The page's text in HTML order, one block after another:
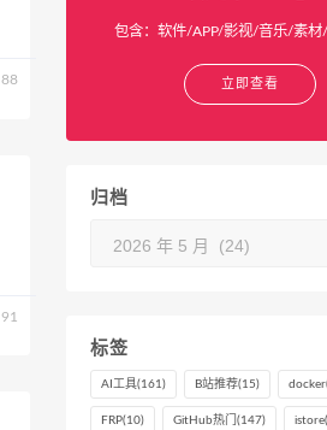
88
91
包含：软件/APP/影视/音乐/素材
立即查看
归档
标签
AI工具(161) B站推荐(15) docker
FRP(10) GitHub热门 (147) istore